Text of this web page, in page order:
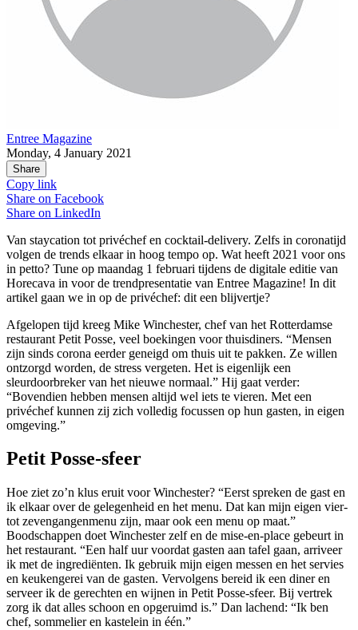
Entree Magazine
Monday, 4 January 2021
Share
Copy link
Share on Facebook
Share on LinkedIn
Van staycation tot privéchef en cocktail-delivery. Zelfs in coronatijd
volgen de trends elkaar in hoog tempo op. Wat heeft 2021 voor ons
in petto? Tune op maandag 1 februari tijdens de digitale editie van
Horecava in voor de trendpresentatie van Entree Magazine! In dit
artikel gaan we in op de privéchef: dit een blijvertje?
Afgelopen tijd kreeg Mike Winchester, chef van het Rotterdamse
restaurant Petit Posse, veel boekingen voor thuisdiners. “Mensen
zijn sinds corona eerder geneigd om thuis uit te pakken. Ze willen
ontzorgd worden, de stress vergeten. Het is eigenlijk een
sleurdoorbreker van het nieuwe normaal.” Hij gaat verder:
“Bovendien hebben mensen altijd wel iets te vieren. Met een
privéchef kunnen zij zich volledig focussen op hun gasten, in eigen
omgeving.”
Petit Posse-sfeer
Hoe ziet zo’n klus eruit voor Winchester? “Eerst spreken de gast en
ik elkaar over de gelegenheid en het menu. Dat kan mijn eigen vier-
tot zevengangenmenu zijn, maar ook een menu op maat.”
Boodschappen doet Winchester zelf en de mise-en-place gebeurt in
het restaurant. “Een half uur voordat gasten aan tafel gaan, arriveer
ik met de ingrediënten. Ik gebruik mijn eigen messen en het servies
en keukengerei van de gasten. Vervolgens bereid ik een diner en
serveer ik de gerechten en wijnen in Petit Posse-sfeer. Bij vertrek
zorg ik dat alles schoon en opgeruimd is.” Dan lachend: “Ik ben
chef, sommelier en kastelein in één.”